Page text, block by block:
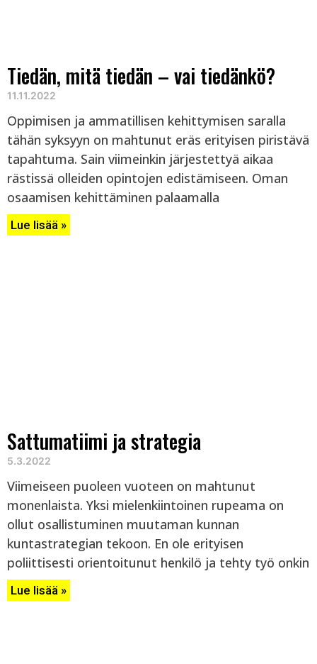
Tiedän, mitä tiedän – vai tiedänkö?
11.11.2022
Oppimisen ja ammatillisen kehittymisen saralla
tähän syksyyn on mahtunut eräs erityisen piristävä
tapahtuma. Sain viimeinkin järjestettyä aikaa
rästissä olleiden opintojen edistämiseen. Oman
osaamisen kehittäminen palaamalla
Lue lisää »
Sattumatiimi ja strategia
5.3.2022
Viimeiseen puoleen vuoteen on mahtunut
monenlaista. Yksi mielenkiintoinen rupeama on
ollut osallistuminen muutaman kunnan
kuntastrategian tekoon. En ole erityisen
poliittisesti orientoitunut henkilö ja tehty työ onkin
Lue lisää »